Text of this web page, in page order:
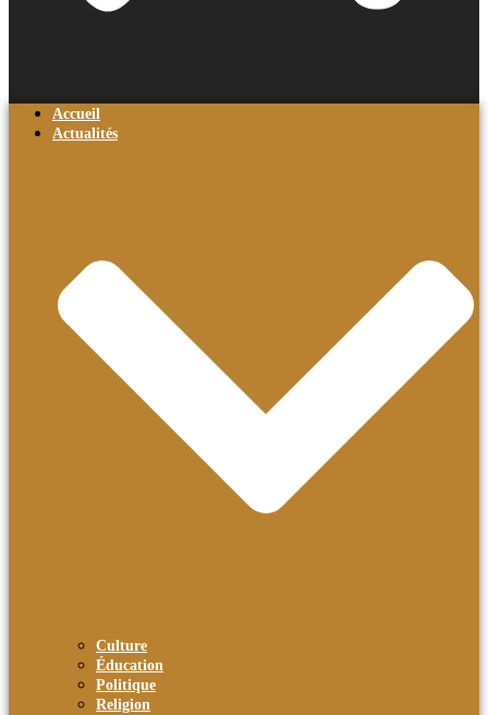
Accueil
Actualités
Culture
Éducation
Politique
Religion